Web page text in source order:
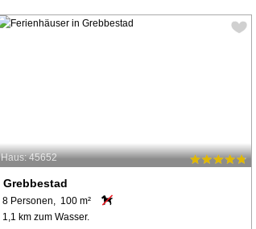
Haus: 45652
Grebbestad
8 Personen, 100 m²
1,1 km zum Wasser.